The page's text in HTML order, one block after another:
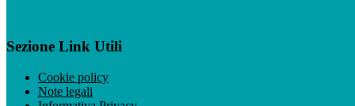
Sezione Link Utili
Cookie policy
Note legali